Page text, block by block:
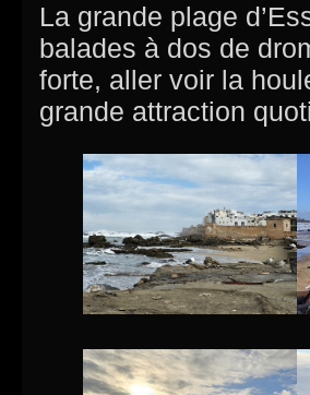
La grande plage
balades à dos de
forte, aller voir la
grande attraction